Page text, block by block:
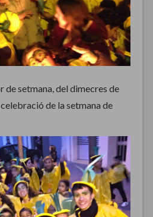
de setmana, del dimecres de
de la setmana de